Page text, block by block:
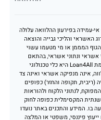
עמידה בפירעון ההלוואה עלולה
האשראי והליכי גבייה והוצאה
המממן או מי מטעמו עשוי
אשראי ונתוני אשראי, בהתאם
להוראות חוק נתוני אשראי. פלטפורמת Loan4All היא כלי טכנולוגי
אינה מנפיקה אשראי ואינה צד
(ריבית, תקופה והחזר) כפופים
לנתוני הלקוח ולהוראות
המקסימלית כפופה לחוק
בו. המידע והתכנים באתר נועדו
פיננסי, משפטי או המלצה